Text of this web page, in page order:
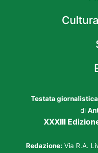
Testata giornalistica
di
XXXIII
Redazione: Via R.A.